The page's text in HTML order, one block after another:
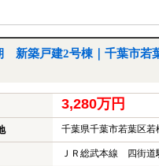
新築戸建2号棟｜千葉市若
3,280万円
千葉県千葉市若葉区若
ＪＲ総武本線 四街